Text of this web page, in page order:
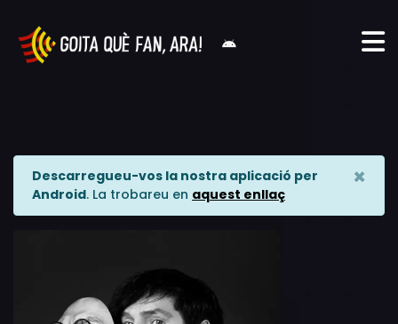
Descarregueu-vos la nostra aplicació per
Android. La trobareu en aquest enllaç
×